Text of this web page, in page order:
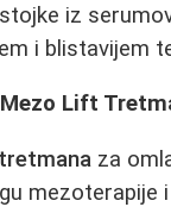
iz
i blistavijem
Lift
za
mezoterapije